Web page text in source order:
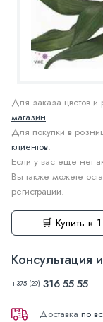
Для заказа цветов
магазин.
Для покупки в
клиентов.
Если у вас еще нет
Вы также можете
регистрации.
🛒 Купить в
Консультация
+375 (29) 316 55 55
Доставка по